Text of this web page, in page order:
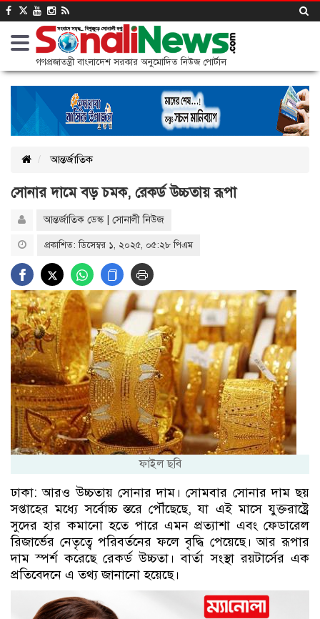
গণপ্রজাতন্ত্রী বাংলাদেশ সরকার অনুমোদিত নিউজ পোর্টাল
আন্তর্জাতিক
সোনার দামে বড় চমক, রেকর্ড উচ্চতায় রূপা
আন্তর্জাতিক ডেস্ক | সোনালী নিউজ
প্রকাশিত: ডিসেম্বর ১, ২০২৫, ০৫:২৮ পিএম
ফাইল ছবি
ঢাকা: আরও উচ্চতায় সোনার দাম। সোমবার সোনার দাম ছয়
সপ্তাহের মধ্যে সর্বোচ্চ স্তরে পৌঁছেছে, যা এই মাসে যুক্তরাষ্ট্রে
সুদের হার কমানো হতে পারে এমন প্রত্যাশা এবং ফেডারেল
রিজার্ভের নেতৃত্বে পরিবর্তনের ফলে বৃদ্ধি পেয়েছে। আর রূপার
দাম স্পর্শ করেছে রেকর্ড উচ্চতা। বার্তা সংস্থা রয়টার্সের এক
প্রতিবেদনে এ তথ্য জানানো হয়েছে।